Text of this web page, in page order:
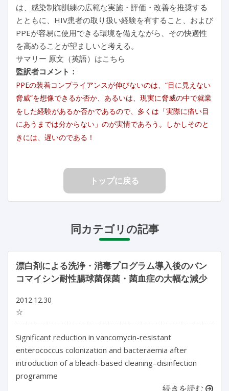
は、感染制御訓練の広範な実施・評価・改善を推奨する
とともに、HIV患者の取り扱い経験を有すること、および
PPEが容易に使用できる環境を備えながら、その快適性
を高めることが望ましいと考える。
サマリー 原文（英語）はこちら
監訳者コメント：
PPEの装着コンプライアンスが伸びないのは、“目に見えない
脅威”を想像できるか否か、あるいは、現実に脅威の中で就業
をした経験があるか否かであるので、多くは「実際に痛い目
にあうまでは分からない」のが実情であろう。しかしそのと
きには、遅いのである！
トップに戻る
同カテゴリの記事
漂白剤による洗浄・消毒プログラム導入後のバン
コマイシン耐性腸球菌保菌・菌血症の大幅な減少
2012.12.30
☆
Significant reduction in vancomycin-resistant
enterococcus colonization and bacteraemia after
introduction of a bleach-based cleaning–disinfection
programme
続きを読む